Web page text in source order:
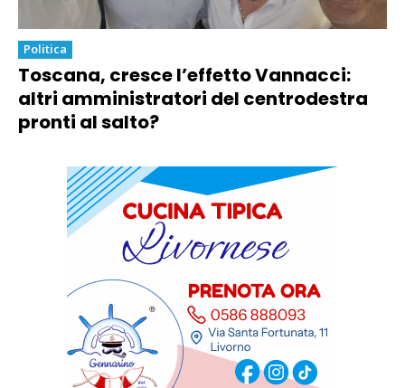
Politica
Toscana, cresce l’effetto Vannacci:
altri amministratori del centrodestra
pronti al salto?